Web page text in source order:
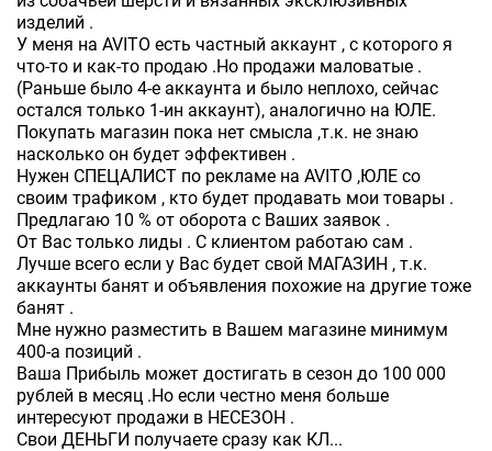
изделий .
У меня на AVITO есть частный аккаунт , с которого я
что-то и как-то продаю .Но продажи маловатые .
(Раньше было 4-е аккаунта и было неплохо, сейчас
остался только 1-ин аккаунт), аналогично на ЮЛЕ.
Покупать магазин пока нет смысла ,т.к. не знаю
насколько он будет эффективен .
Нужен СПЕЦАЛИСТ по рекламе на AVITO ,ЮЛЕ со
своим трафиком , кто будет продавать мои товары .
Предлагаю 10 % от оборота с Ваших заявок .
От Вас только лиды . С клиентом работаю сам .
Лучше всего если у Вас будет свой МАГАЗИН , т.к.
аккаунты банят и объявления похожие на другие тоже
банят .
Мне нужно разместить в Вашем магазине минимум
400-а позиций .
Ваша Прибыль может достигать в сезон до 100 000
рублей в месяц .Но если честно меня больше
интересуют продажи в НЕСЕЗОН .
Свои ДЕНЬГИ получаете сразу как КЛ...